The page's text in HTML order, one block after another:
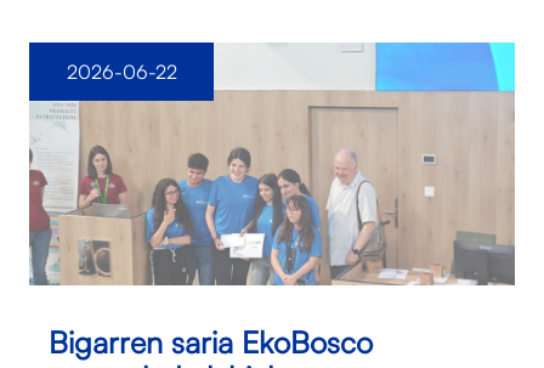
Bigarren saria EkoBosco
2026-06-22